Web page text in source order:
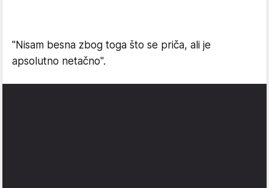
"Nisam besna zbog toga što se priča, ali je
apsolutno netačno".